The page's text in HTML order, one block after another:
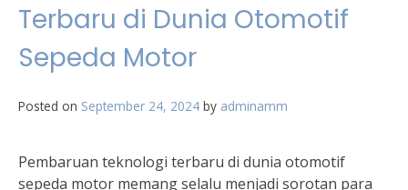
Terbaru di Dunia Otomotif
Sepeda Motor
Posted on September 24, 2024 by adminamm
Pembaruan teknologi terbaru di dunia otomotif
sepeda motor memang selalu menjadi sorotan para